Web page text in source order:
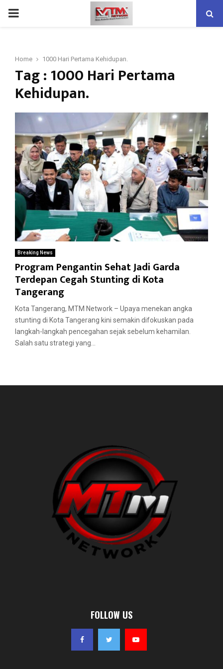
PRIMARY
Home 1000 Hari Pertama Kehidupan.
Tag : 1000 Hari Pertama
Kehidupan.
Breaking News
Program Pengantin Sehat Jadi Garda
Terdepan Cegah Stunting di Kota
Tangerang
Kota Tangerang, MTM Network – Upaya menekan angka
stunting di Kota Tangerang kini semakin difokuskan pada
langkah-langkah pencegahan sejak sebelum kehamilan.
Salah satu strategi yang...
FOLLOW US